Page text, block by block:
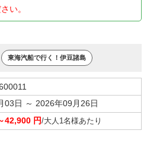
い。
東海汽船で行く！伊豆諸島
03日 ～ 2026年09月26日
42,900 円/大人1名様あたり